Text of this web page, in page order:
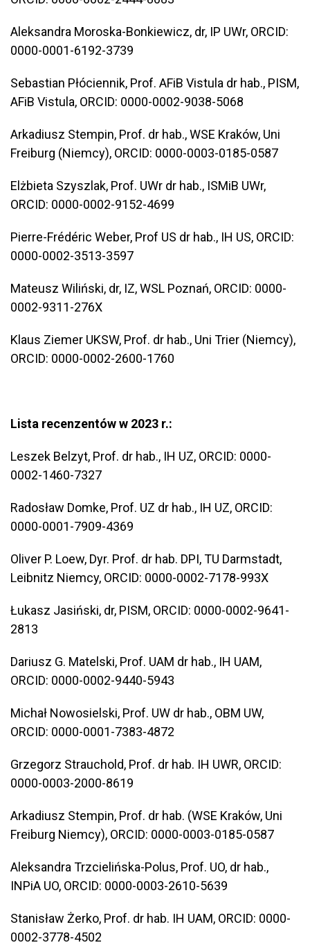
Aleksandra Moroska-Bonkiewicz, dr, IP UWr, ORCID:
0000-0001-6192-3739
Sebastian Płóciennik, Prof. AFiB Vistula dr hab., PISM,
AFiB Vistula, ORCID: 0000-0002-9038-5068
Arkadiusz Stempin, Prof. dr hab., WSE Kraków, Uni
Freiburg (Niemcy), ORCID: 0000-0003-0185-0587
Elżbieta Szyszlak, Prof. UWr dr hab., ISMiB UWr,
ORCID: 0000-0002-9152-4699
Pierre-Frédéric Weber, Prof US dr hab., IH US, ORCID:
0000-0002-3513-3597
Mateusz Wiliński, dr, IZ, WSL Poznań, ORCID: 0000-
0002-9311-276X
Klaus Ziemer UKSW, Prof. dr hab., Uni Trier (Niemcy),
ORCID: 0000-0002-2600-1760
Lista recenzentów w 2023 r.:
Leszek Belzyt, Prof. dr hab., IH UZ, ORCID: 0000-
0002-1460-7327
Radosław Domke, Prof. UZ dr hab., IH UZ, ORCID:
0000-0001-7909-4369
Oliver P. Loew, Dyr. Prof. dr hab. DPI, TU Darmstadt,
Leibnitz Niemcy, ORCID: 0000-0002-7178-993X
Łukasz Jasiński, dr, PISM, ORCID: 0000-0002-9641-
2813
Dariusz G. Matelski, Prof. UAM dr hab., IH UAM,
ORCID: 0000-0002-9440-5943
Michał Nowosielski, Prof. UW dr hab., OBM UW,
ORCID: 0000-0001-7383-4872
Grzegorz Strauchold, Prof. dr hab. IH UWR, ORCID:
0000-0003-2000-8619
Arkadiusz Stempin, Prof. dr hab. (WSE Kraków, Uni
Freiburg Niemcy), ORCID: 0000-0003-0185-0587
Aleksandra Trzcielińska-Polus, Prof. UO, dr hab.,
INPiA UO, ORCID: 0000-0003-2610-5639
Stanisław Żerko, Prof. dr hab. IH UAM, ORCID: 0000-
0002-3778-4502